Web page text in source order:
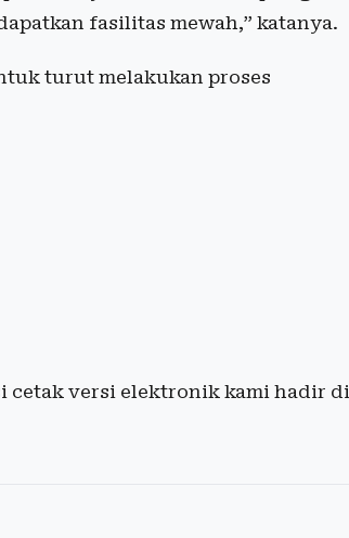
fasilitas mewah,” katanya.
turut melakukan proses
cetak versi elektronik kami hadir di